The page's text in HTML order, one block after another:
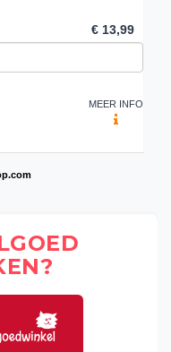
€ 13,99
MEER INFO